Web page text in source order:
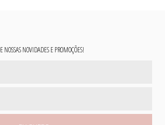
NOSSAS NOVIDADES E PROMOÇÕES!